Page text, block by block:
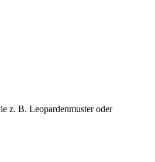
z. B. Leopardenmuster oder